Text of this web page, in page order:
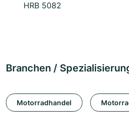
HRB 5082
Branchen /
Motorradhandel